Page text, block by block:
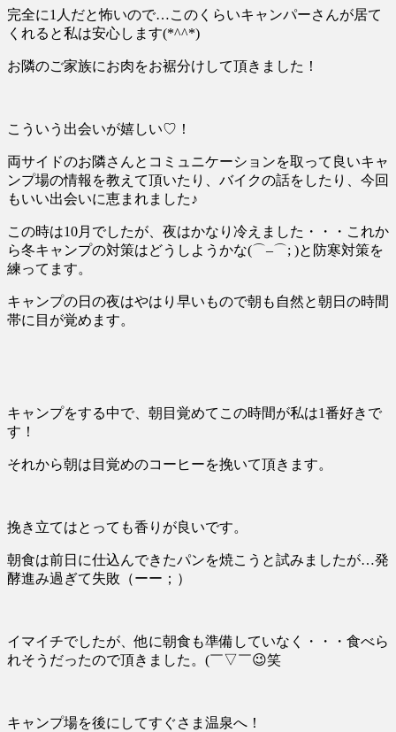
完全に1 人だと怖いので…このくらいキャンパーさんが居て
くれると私は安心します(*^^*)
お隣のご家族にお肉をお裾分けして頂きました！
こういう出会いが嬉しい♡ ！
両サイドのお隣さんとコミュニケーションを取って良いキャ
ンプ場の情報を教えて頂いたり、バイクの話をしたり、今回
もいい出会いに恵まれました♪
この時は10月でしたが、夜はかなり冷えました・・・ これか
ら冬キャンプの対策はどうしようかな(⌒–⌒; )と防寒対策を
練ってます。
キャンプの日の夜はやはり早いもので朝も自然と朝日の時間
帯に目が覚めます。
キャンプをする中で、朝目覚めてこの時間が私は1番好きで
す！
それから朝は目覚めのコーヒーを挽いて頂きます。
挽き立てはとっても香りが良いです。
朝食は前日に仕込んできたパンを焼こうと試みましたが…発
酵進み過ぎて失敗（ーー；）
イマイチでしたが、他に朝食も準備していなく・・・ 食べら
れそうだったので頂きました。 (￣▽￣😉笑
キャンプ場を後にしてすぐさま温泉へ！